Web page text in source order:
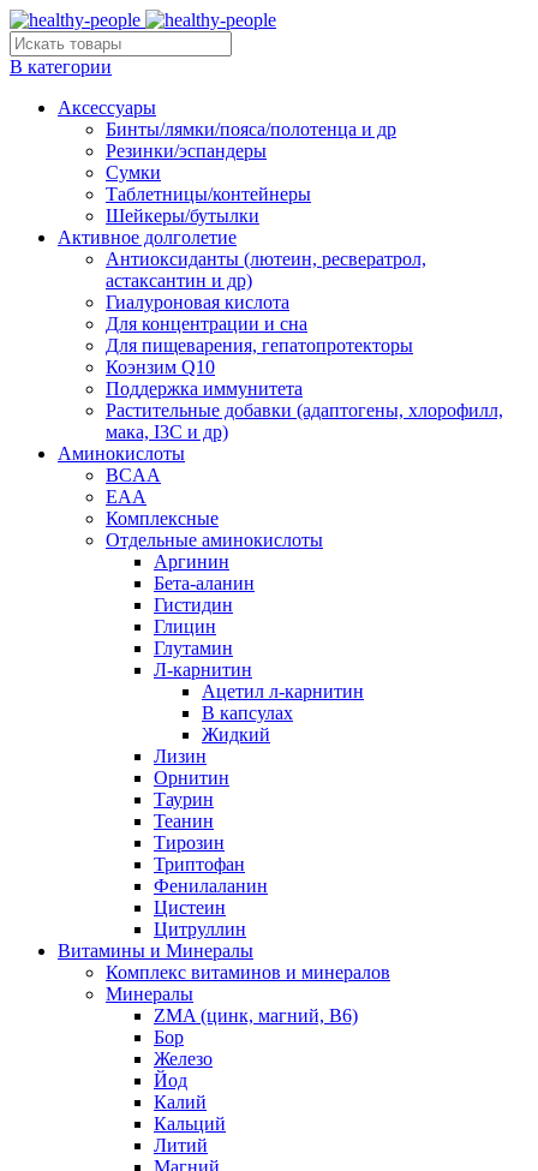
В категории
Аксессуары
Бинты/лямки/пояса/полотенца и др
Резинки/эспандеры
Сумки
Таблетницы/контейнеры
Шейкеры/бутылки
Активное долголетие
Антиоксиданты (лютеин, ресвератрол,
астаксантин и др)
Гиалуроновая кислота
Для концентрации и сна
Для пищеварения, гепатопротекторы
Коэнзим Q10
Поддержка иммунитета
Растительные добавки (адаптогены, хлорофилл,
мака, I3C и др)
Аминокислоты
BCAA
EAA
Комплексные
Отдельные аминокислоты
Аргинин
Бета-аланин
Гистидин
Глицин
Глутамин
Л-карнитин
Ацетил л-карнитин
В капсулах
Жидкий
Лизин
Орнитин
Таурин
Теанин
Тирозин
Триптофан
Фенилаланин
Цистеин
Цитруллин
Витамины и Минералы
Комплекс витаминов и минералов
Минералы
ZMA (цинк, магний, В6)
Бор
Железо
Йод
Калий
Кальций
Литий
Магний